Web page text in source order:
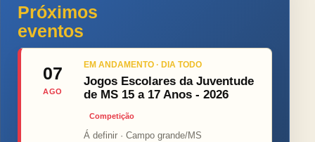
Próximos
eventos
07
AGO
EM ANDAMENTO · DIA TODO
Jogos Escolares da Juventude
de MS 15 a 17 Anos - 2026
Competição
Á definir · Campo grande/MS